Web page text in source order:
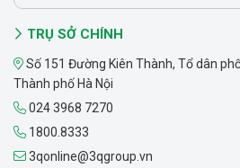
TRỤ SỞ CHÍNH
Số 151 Đường Kiên Thành, Tổ dân
Thành phố Hà Nội
024 3968 7270
1800.8333
3qonline@3qgroup.vn